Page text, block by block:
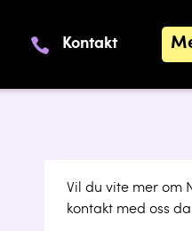
Kontakt
Vil du vite mer om
kontakt med oss